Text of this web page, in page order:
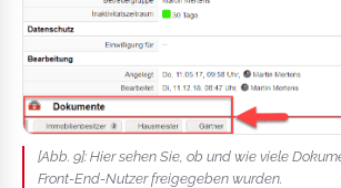
[Abb. 9]: Hier sehen Sie, ob und wie viele
Front-End-Nutzer freigegeben wurden.